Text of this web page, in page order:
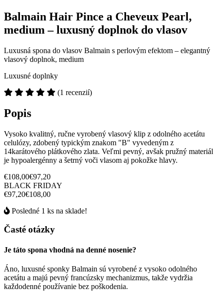
Balmain Hair Pince a Cheveux Pearl,
medium – luxusný doplnok do vlasov
Luxusná spona do vlasov Balmain s perlovým efektom – elegantný
vlasový doplnok, medium
Luxusné doplnky
(1 recenzií)
Popis
Vysoko kvalitný, ručne vyrobený vlasový klip z odolného acetátu
celulózy, zdobený typickým znakom "B" vyvedeným z
14karátového plátkového zlata. Veľmi pevný, avšak pružný materiál
je hypoalergénny a šetrný voči vlasom aj pokožke hlavy.
€108,00€97,20
BLACK FRIDAY
€97,20€108,00
Posledné 1 ks na sklade!
Časté otázky
Je táto spona vhodná na denné nosenie?
Áno, luxusné sponky Balmain sú vyrobené z vysoko odolného
acetátu a majú pevný francúzsky mechanizmus, takže vydržia
každodenné používanie bez poškodenia.